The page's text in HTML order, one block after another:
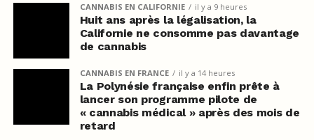
CANNABIS EN CALIFORNIE il y a 9 heures
Huit ans après la légalisation, la
Californie ne consomme pas davantage
de cannabis
CANNABIS EN FRANCE il y a 14 heures
La Polynésie française enfin prête à
lancer son programme pilote de
« cannabis médical » après des mois de
retard